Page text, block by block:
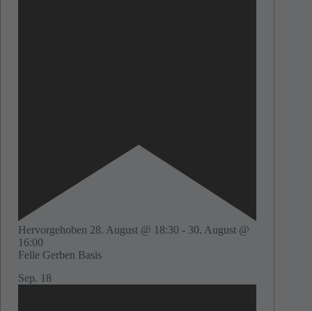
Hervorgehoben 28. August @ 18:30 - 30. August @
16:00
Felle Gerben Basis
Sep. 18